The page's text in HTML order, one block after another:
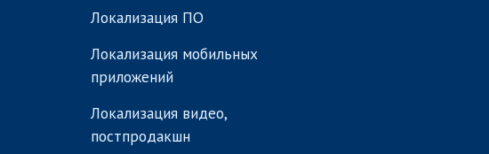
Локализация ПО
Локализация мобильных
приложений
Локализация видео,
постпродакшн